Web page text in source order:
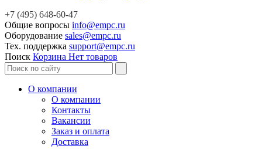
+7 (495) 648-60-47
Общие вопросы info@empc.ru
Оборудование sales@empc.ru
Тех. поддержка support@empc.ru
Поиск Корзина Нет товаров
О компании
О компании
Контакты
Вакансии
Заказ и оплата
Доставка